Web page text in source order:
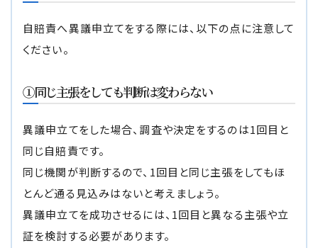
自賠責へ異議申立てをする際には、以下の点に注意して
ください。
①同じ主張をしても判断は変わらない
異議申立てをした場合、調査や決定をするのは1回目と
同じ自賠責です。
同じ機関が判断するので、1回目と同じ主張をしてもほ
とんど通る見込みはないと考えましょう。
異議申立てを成功させるには、1回目と異なる主張や立
証を検討する必要があります。